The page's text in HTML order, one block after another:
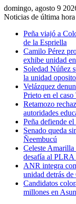
domingo, agosto 9
Noticias de última hora
Peña viajó a
de la Espriella
Camilo Pérez
exhibe unidad
Soledad Núñez
la unidad
Velázquez
Prieto en el caso
Retamozo
autoridades
Peña defiende
Senado queda
Ñeembucú
Celeste Amarilla
desafía al PLRA
ANR integra
unidad detrás
Candidatos
millones en